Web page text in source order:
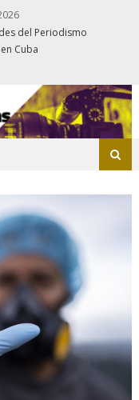
del Periodismo
Cuba